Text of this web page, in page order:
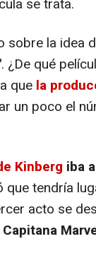
se trata.
sobre la idea
. ¿De qué
que la
un poco el
Kinberg iba
tendría
acto se